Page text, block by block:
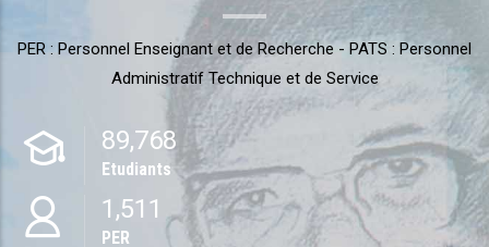
PER : Personnel Enseignant et de Recherche - PATS : Personnel
Administratif Technique et de Service
89,768
Etudiants
1,511
PER